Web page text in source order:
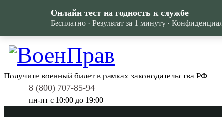
Получите военный билет в рамках законодательства РФ
8 (800) 707-85-94
пн-пт c 10:00 до 19:00
Онлайн тест на годность к службе
Бесплатно · Результат за 1 минуту ·